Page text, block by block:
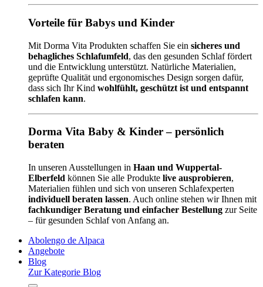
Vorteile für Babys und Kinder
Mit Dorma Vita Produkten schaffen Sie ein sicheres und
behagliches Schlafumfeld, das den gesunden Schlaf fördert
und die Entwicklung unterstützt. Natürliche Materialien,
geprüfte Qualität und ergonomisches Design sorgen dafür,
dass sich Ihr Kind wohlfühlt, geschützt ist und entspannt
schlafen kann.
Dorma Vita Baby & Kinder – persönlich
beraten
In unseren Ausstellungen in Haan und Wuppertal-
Elberfeld können Sie alle Produkte live ausprobieren,
Materialien fühlen und sich von unseren Schlafexperten
individuell beraten lassen. Auch online stehen wir Ihnen mit
fachkundiger Beratung und einfacher Bestellung zur Seite
– für gesunden Schlaf von Anfang an.
Abolengo de Alpaca
Angebote
Blog
Zur Kategorie Blog